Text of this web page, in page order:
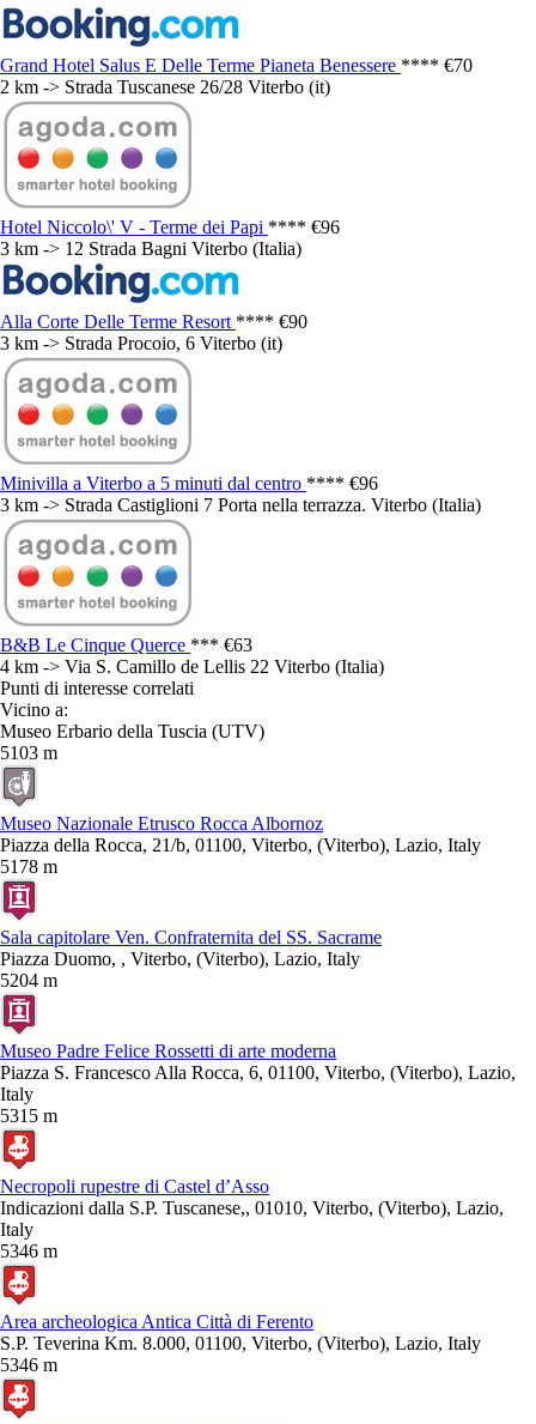
Grand Hotel Salus E Delle Terme Pianeta Benessere **** €70
2 km -> Strada Tuscanese 26/28 Viterbo (it)
Hotel Niccolo\' V - Terme dei Papi **** €96
3 km -> 12 Strada Bagni Viterbo (Italia)
Alla Corte Delle Terme Resort **** €90
3 km -> Strada Procoio, 6 Viterbo (it)
Minivilla a Viterbo a 5 minuti dal centro **** €96
3 km -> Strada Castiglioni 7 Porta nella terrazza. Viterbo (Italia)
B&B Le Cinque Querce *** €63
4 km -> Via S. Camillo de Lellis 22 Viterbo (Italia)
Punti di interesse correlati
Vicino a:
Museo Erbario della Tuscia (UTV)
5103 m
Museo Nazionale Etrusco Rocca Albornoz
Piazza della Rocca, 21/b, 01100, Viterbo, (Viterbo), Lazio, Italy
5178 m
Sala capitolare Ven. Confraternita del SS. Sacrame
Piazza Duomo, , Viterbo, (Viterbo), Lazio, Italy
5204 m
Museo Padre Felice Rossetti di arte moderna
Piazza S. Francesco Alla Rocca, 6, 01100, Viterbo, (Viterbo), Lazio,
Italy
5315 m
Necropoli rupestre di Castel d’Asso
Indicazioni dalla S.P. Tuscanese,, 01010, Viterbo, (Viterbo), Lazio,
Italy
5346 m
Area archeologica Antica Città di Ferento
S.P. Teverina Km. 8.000, 01100, Viterbo, (Viterbo), Lazio, Italy
5346 m